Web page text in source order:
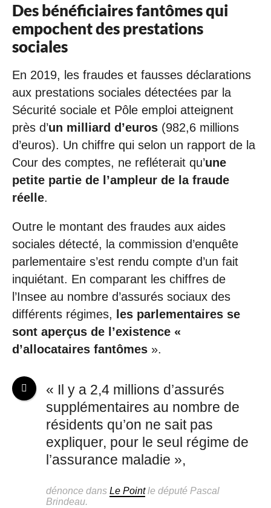
Des bénéficiaires fantômes qui
empochent des prestations
sociales
En 2019, les fraudes et fausses déclarations
aux prestations sociales détectées par la
Sécurité sociale et Pôle emploi atteignent
près d’un milliard d’euros (982,6 millions
d’euros). Un chiffre qui selon un rapport de la
Cour des comptes, ne refléterait qu’une
petite partie de l’ampleur de la fraude
réelle.
Outre le montant des fraudes aux aides
sociales détecté, la commission d’enquête
parlementaire s’est rendu compte d’un fait
inquiétant. En comparant les chiffres de
l’Insee au nombre d’assurés sociaux des
différents régimes,
les parlementaires se
sont aperçus de l’existence «
d’allocataires fantômes ».
« Il y a 2,4 millions d’assurés
supplémentaires au nombre de
résidents qu’on ne sait pas
expliquer, pour le seul régime de
l’assurance maladie »,
dénonce dansLe Pointle député Pascal
Brindeau.